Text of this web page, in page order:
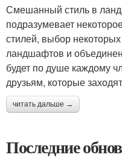
Смешанный стиль в
подразумевает
стилей, выбор
ландшафтов и
будет по душе каждому
друзьям, которые
читать дальше →
Последние